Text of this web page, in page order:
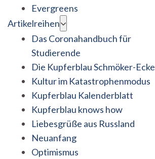
Evergreens
Artikelreihen
Das Coronahandbuch für
Studierende
Die Kupferblau Schmöker-Ecke
Kultur im Katastrophenmodus
Kupferblau Kalenderblatt
Kupferblau knows how
Liebesgrüße aus Russland
Neuanfang
Optimismus